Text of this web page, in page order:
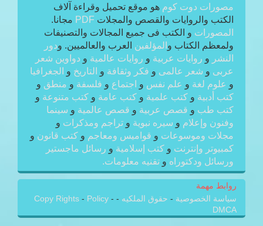
مصورات دوت كوم هو موقع تحميل وقراءة آلاف
الكتب والروايات والقصص والمجلات PDF مجانا.
المصورات و الكتب فى جميع المجالات والتصنيفات
ولمعظم الكتاب و المؤلفين العرب والعالميين. ودور
النشر و روايات عربية و روايات عالمية و دواوين شعر
عربى و شعر عالمى و فكر وثقافة و التاريخ و الجغرافيا
و علوم لغة و علم نفس و اجتماع و فلسفة و منطق و
كتب أدبية و كتب علمية و كتب عامة و كتب متنوعة و
كتب طب و قصص عربية و قصص عالمية و سينما
وفنون وإعلام و سيره نبوية و تراجم ومذكرات و
مجلات وموسوعات و قواميس ومعاجم و كتب قانون و
كمبيوتر وإنترنت و كتب إسلامية و رسائل ماجستير
ورسائل ودكتوراه و تقنيه معلومات.
روابط مهمة
سياسة الخصوصية - حقوق الملكيه -
Copy Rights - Policy -
DMCA